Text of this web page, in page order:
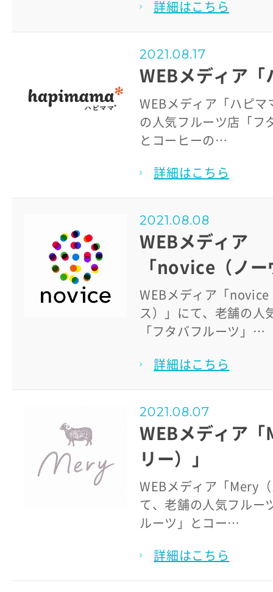
詳細はこちら
2021.08.17
WEBメディア「
WEBメディア「ハピマ
の人気フルーツ店「フ
とコーヒーの…
詳細はこちら
2021.08.08
WEBメディア
「novice（ノー
WEBメディア「novice
ス）」にて、老舗の人
「フタバフルーツ」…
詳細はこちら
2021.08.07
WEBメディア
リー）」
WEBメディア「Mery
て、老舗の人気フルー
ルーツ」とコー…
詳細はこちら